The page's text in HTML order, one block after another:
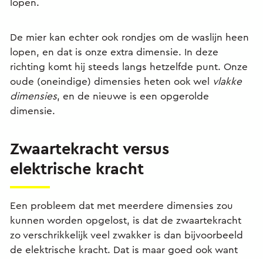
lopen.
De mier kan echter ook rondjes om de waslijn heen
lopen, en dat is onze extra dimensie. In deze
richting komt hij steeds langs hetzelfde punt. Onze
oude (oneindige) dimensies heten ook wel
vlakke
dimensies, en de nieuwe is een opgerolde
dimensie.
Zwaartekracht versus
elektrische kracht
Een probleem dat met meerdere dimensies zou
kunnen worden opgelost, is dat de zwaartekracht
zo verschrikkelijk veel zwakker is dan bijvoorbeeld
de elektrische kracht. Dat is maar goed ook want